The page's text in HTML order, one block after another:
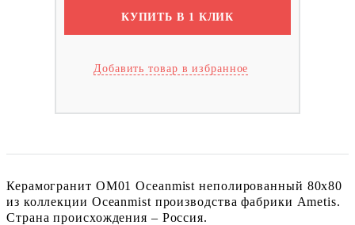
КУПИТЬ В 1 КЛИК
Добавить товар в избранное
Керамогранит OM01 Oceanmist неполированный 80x80
из коллекции Oceanmist производства фабрики Ametis.
Страна происхождения – Россия.